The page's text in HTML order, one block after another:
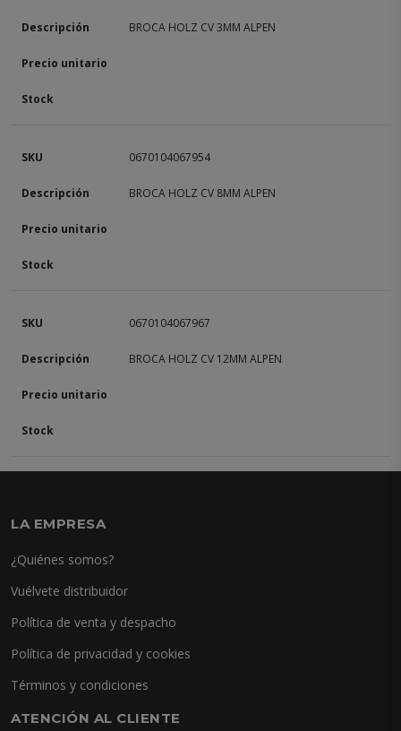
BROCA HOLZ CV 3MM ALPEN
0670104067954
BROCA HOLZ CV 8MM ALPEN
0670104067967
BROCA HOLZ CV 12MM ALPEN
LA EMPRESA
¿Quiénes somos?
Vuélvete distribuidor
Política de venta y despacho
Política de privacidad y cookies
Términos y condiciones
ATENCIÓN AL CLIENTE